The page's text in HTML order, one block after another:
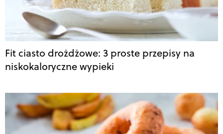
Fit ciasto drożdżowe: 3 proste przepisy na
niskokaloryczne wypieki